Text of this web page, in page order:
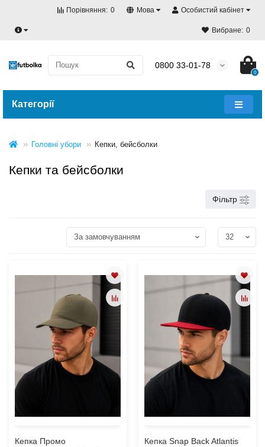
Особистий кабінет
Мова
Порівняння: 0
Вибране: 0
0800 33-01-78
0
Категорії
Головні убори Кепки, бейсболки
Кепки та бейсболки
Фільтр
Кепка Промо
Кепка Snap Back Atlantis